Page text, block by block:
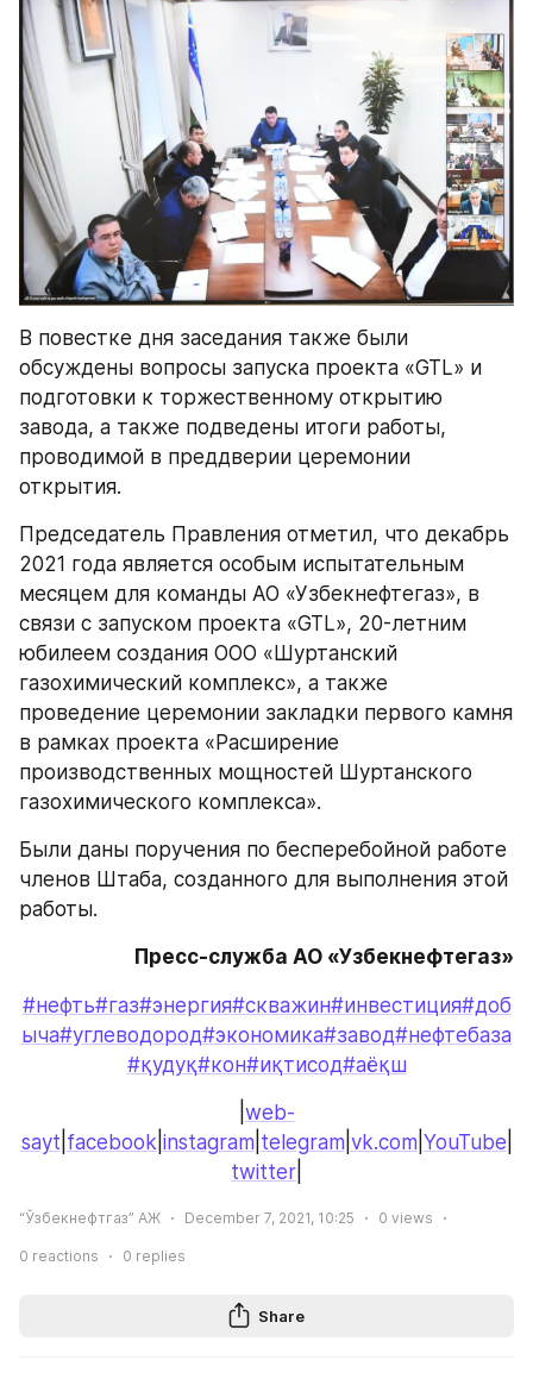
В повестке дня заседания также были
обсуждены вопросы запуска проекта «GTL» и
подготовки к торжественному открытию
завода, а также подведены итоги работы,
проводимой в преддверии церемонии
открытия.
Председатель Правления отметил, что декабрь
2021 года является особым испытательным
месяцем для команды АО «Узбекнефтегаз», в
связи с запуском проекта «GTL», 20-летним
юбилеем создания ООО «Шуртанский
газохимический комплекс», а также
проведение церемонии закладки первого камня
в рамках проекта «Расширение
производственных мощностей Шуртанского
газохимического комплекса».
Были даны поручения по бесперебойной работе
членов Штаба, созданного для выполнения этой
работы.
Пресс-служба АО «Узбекнефтегаз»
#нефть#газ#энергия#скважин#инвестиция#доб
ыча#углеводород#экономика#завод#нефтебаза
#қудуқ#кон#иқтисод#аёқш
web-
sayt facebook instagram telegram vk.com YouTube
twitter
“Ўзбекнефтгаз” АЖ December 7, 2021, 10:25 0 views
0 reactions 0 replies
Share